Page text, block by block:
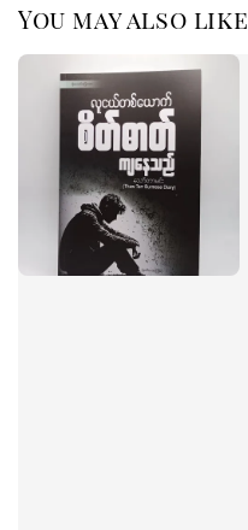
You may also like